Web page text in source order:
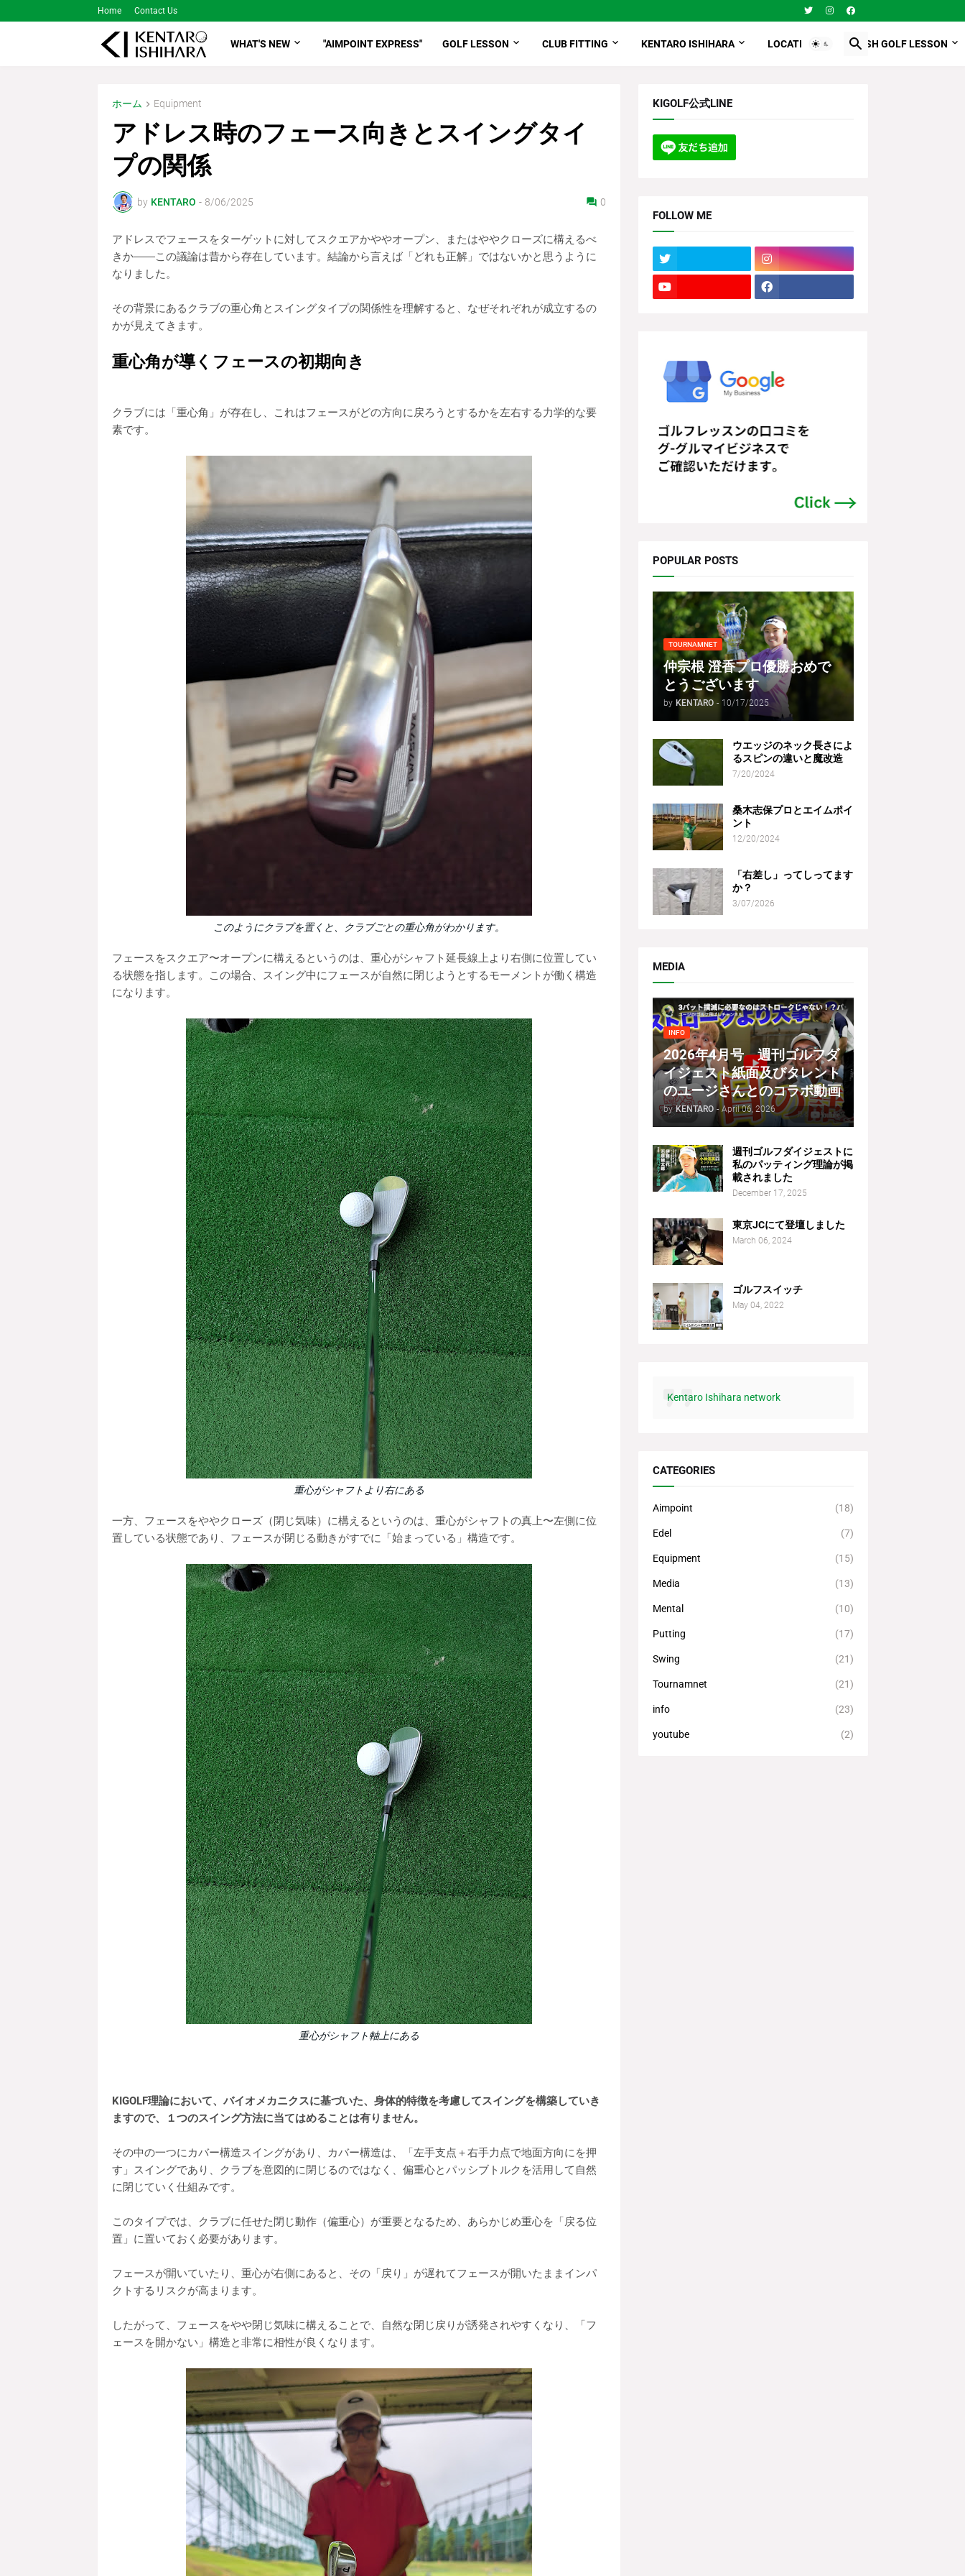
Home Contact Us
WHAT'S NEW "AIMPOINT EXPRESS" GOLF LESSON CLUB FITTING KENTARO ISHIHARA LOCATION ENGLISH GOLF LESSON
ホーム Equipment
アドレス時のフェース向きとスイングタイ
プの関係
by KENTARO - 8/06/2025 0
アドレスでフェースをターゲットに対してスクエアかややオープン、またはややクローズに構えるべ
きか――この議論は昔から存在しています。結論から言えば「どれも正解」ではないかと思うように
なりました。
その背景にあるクラブの重心角とスイングタイプの関係性を理解すると、なぜそれぞれが成立するの
かが見えてきます。
重心角が導くフェースの初期向き
クラブには「重心角」が存在し、これはフェースがどの方向に戻ろうとするかを左右する力学的な要
素です。
このようにクラブを置くと、クラブごとの重心角がわかります。
フェースをスクエア〜オープンに構えるというのは、重心がシャフト延長線上より右側に位置してい
る状態を指します。この場合、スイング中にフェースが自然に閉じようとするモーメントが働く構造
になります。
重心がシャフトより右にある
一方、フェースをややクローズ（閉じ気味）に構えるというのは、重心がシャフトの真上〜左側に位
置している状態であり、フェースが閉じる動きがすでに「始まっている」構造です。
重心がシャフト軸上にある
KIGOLF理論において、バイオメカニクスに基づいた、身体的特徴を考慮してスイングを構築していき
ますので、１つのスイング方法に当てはめることは有りません。
その中の一つにカバー構造スイングがあり、カバー構造は、「左手支点＋右手力点で地面方向にを押
す」スイングであり、クラブを意図的に閉じるのではなく、偏重心とパッシブトルクを活用して自然
に閉じていく仕組みです。
このタイプでは、クラブに任せた閉じ動作（偏重心）が重要となるため、あらかじめ重心を「戻る位
置」に置いておく必要があります。
フェースが開いていたり、重心が右側にあると、その「戻り」が遅れてフェースが開いたままインパ
クトするリスクが高まります。
したがって、フェースをやや閉じ気味に構えることで、自然な閉じ戻りが誘発されやすくなり、「フ
ェースを開かない」構造と非常に相性が良くなります。
KIGOLF公式LINE
FOLLOW ME
POPULAR POSTS
TOURNAMNET
仲宗根 澄香プロ優勝おめで
とうございます
by KENTARO - 10/17/2025
ウエッジのネック長さによ
るスピンの違いと魔改造
7/20/2024
桑木志保プロとエイムポイ
ント
12/20/2024
「右差し」ってしってます
か？
3/07/2026
MEDIA
INFO
2026年4月号 週刊ゴルフダ
イジェスト紙面及びタレント
のユージさんとのコラボ動画
by KENTARO - April 06, 2026
週刊ゴルフダイジェストに
私のパッティング理論が掲
載されました
December 17, 2025
東京JCにて登壇しました
March 06, 2024
ゴルフスイッチ
May 04, 2022
Kentaro Ishihara network
CATEGORIES
Aimpoint (18)
Edel (7)
Equipment (15)
Media (13)
Mental (10)
Putting (17)
Swing (21)
Tournamnet (21)
info (23)
youtube (2)